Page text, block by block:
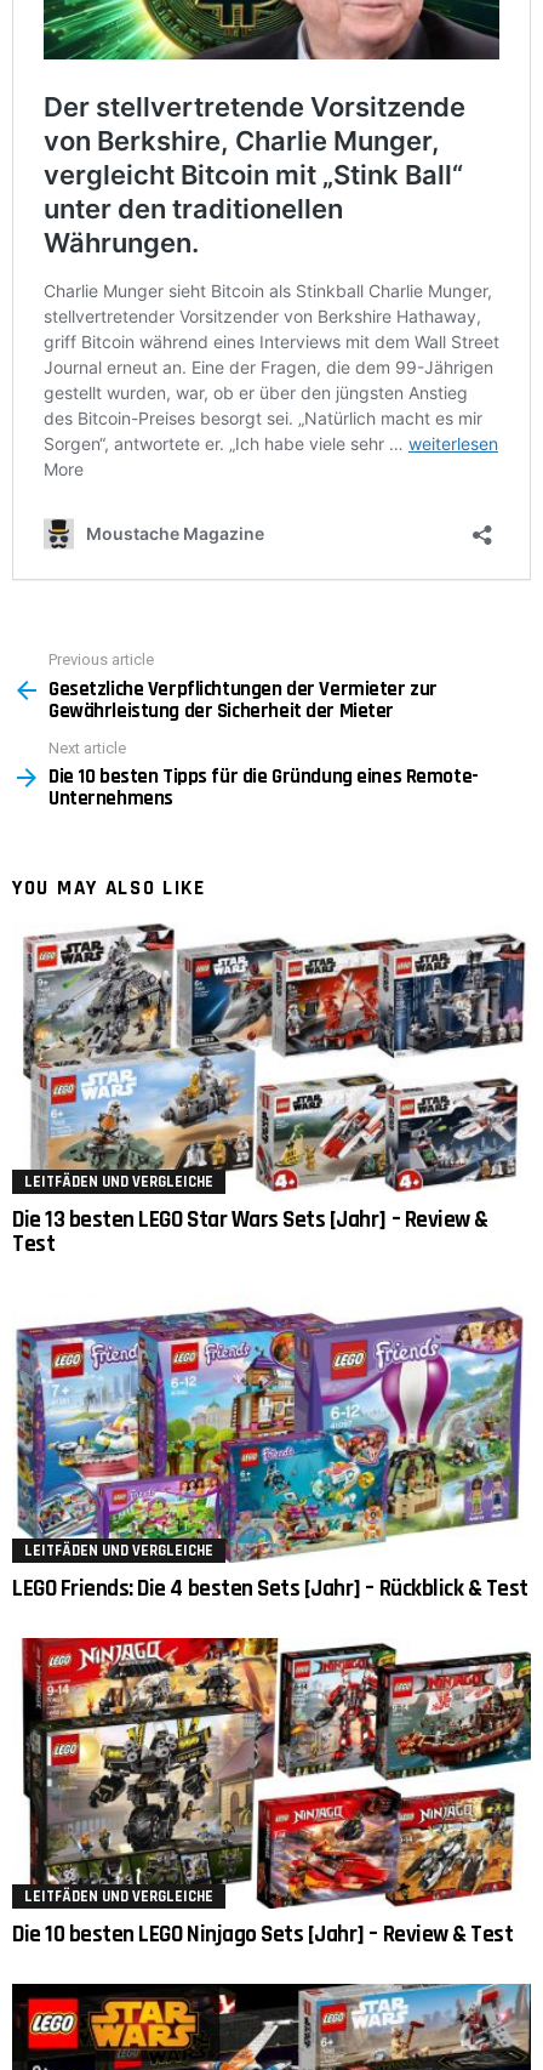
more
Previous article
Gesetzliche Verpflichtungen der Vermieter zur
Gewährleistung der Sicherheit der Mieter
Next article
Die 10 besten Tipps für die Gründung eines Remote-
Unternehmens
YOU MAY ALSO LIKE
LEITFÄDEN UND VERGLEICHE
Die 13 besten LEGO Star Wars Sets [Jahr] – Review &
Test
LEITFÄDEN UND VERGLEICHE
LEGO Friends: Die 4 besten Sets [Jahr] – Rückblick & Test
LEITFÄDEN UND VERGLEICHE
Die 10 besten LEGO Ninjago Sets [Jahr] – Review & Test